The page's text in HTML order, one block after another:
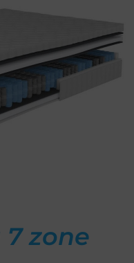
zone